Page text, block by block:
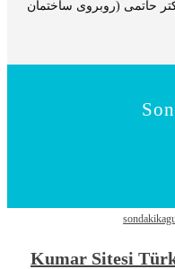
حاتمی (روبروی ساختمان
Kumar Sitesi